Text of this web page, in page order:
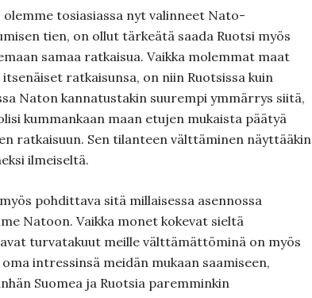
olemme tosiasiassa nyt valinneet Nato-
tien, on ollut tärkeätä saada Ruotsi myös
samaa ratkaisua. Vaikka molemmat maat
ratkaisunsa, on niin Ruotsissa kuin
Naton kannatustakin suurempi ymmärrys siitä,
kummankaan maan etujen mukaista päätyä
ratkaisuun. Sen tilanteen välttäminen näyttääkin
ilmeiseltä.
pohdittava sitä millaisessa asennossa
Natoon. Vaikka monet kokevat sieltä
turvatakuut meille välttämättöminä on myös
intressinsä meidän mukaan saamiseen,
Suomea ja Ruotsia paremminkin